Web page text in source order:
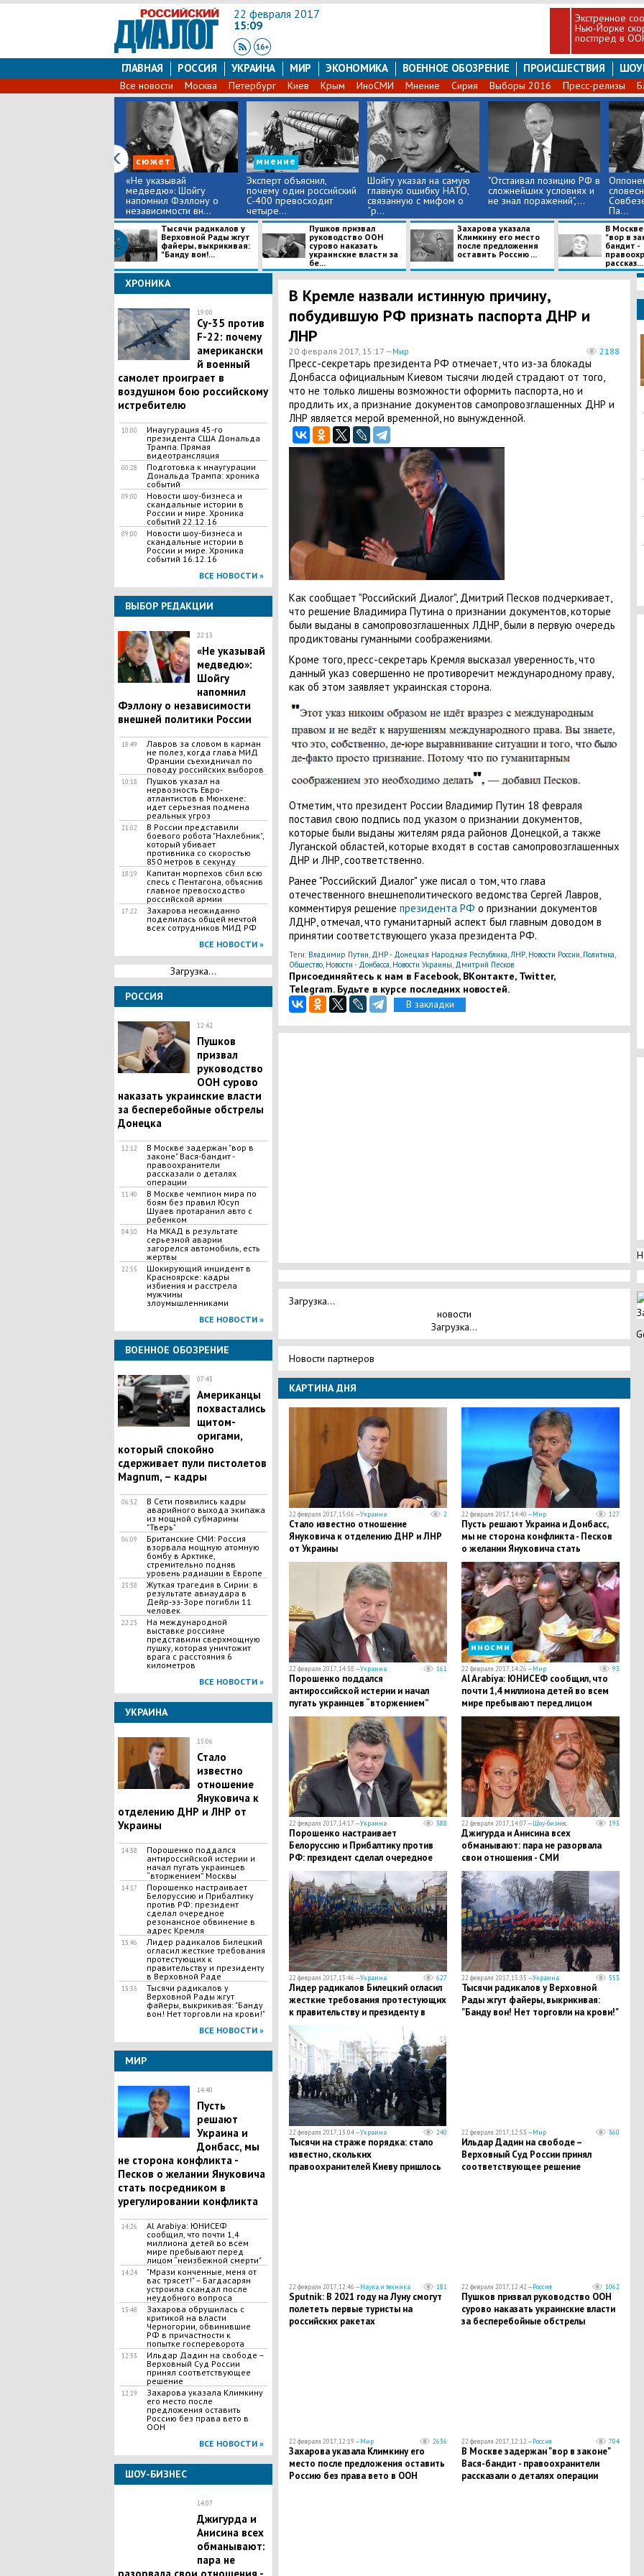
22 февраля 2017
15:09
Экстренное
Нью-Йорке
постпред в
ГЛАВНАЯ РОССИЯ УКРАИНА МИР ЭКОНОМИКА ВОЕННОЕ ОБОЗРЕНИЕ ПРОИСШЕСТВИЯ
Все новости Москва Петербург Киев Крым ИноСМИ Мнение Сирия Выборы 2016 Пресс-релизы
сюжет
​«Не указывай
медведю»: Шойгу
напомнил Фэллону о
независимости вн...
мнение
Эксперт объяснил,
почему один российский
C-400 превосходит
четыре...
Шойгу указал на самую
главную ошибку НАТО,
связанную с мифом о
“р...
"Отстаивал позицию РФ в
сложнейших условиях и
не знал поражений",...
Па...
Тысячи радикалов у
Верховной Рады жгут
файеры, выкрикивая:
"Банду вон!...
Пушков призвал
руководство ООН
сурово наказать
украинские власти за
бе...
Захарова указала
Климкину его место
после предложения
оставить Россию ...
В
"вор в
бандит -
рассказ...
ХРОНИКА
19:00
Су-35 против
F-22: почему
американски
й военный
самолет проиграет в
воздушном бою российскому
истребителю
10:00
Инаугурация 45-го
президента США Дональда
Трампа. Прямая
видеотрансляция
00:28
Подготовка к инаугурации
Дональда Трампа: хроника
событий
09:00
Новости шоу-бизнеса и
скандальные истории в
России и мире. Хроника
событий 22.12.16
09:00
Новости шоу-бизнеса и
скандальные истории в
России и мире. Хроника
событий 16.12.16
ВСЕ НОВОСТИ »
ВЫБОР РЕДАКЦИИ
22:13
​«Не указывай
медведю»:
Шойгу
напомнил
Фэллону о независимости
внешней политики России
18:49
Лавров за словом в карман
не полез, когда глава МИД
Франции съехидничал по
поводу российских выборов
10:18
Пушков указал на
нервозность Евро-
атлантистов в Мюнхене:
идет серьезная подмена
реальных угроз
21:02
В России представили
боевого робота "Нахлебник",
который убивает
противника со скоростью
850 метров в секунду
18:19
Капитан морпехов сбил всю
спесь с Пентагона, объяснив
главное превосходство
российской армии
17:22
Захарова неожиданно
поделилась общей мечтой
всех сотрудников МИД РФ
ВСЕ НОВОСТИ »
Загрузка...
РОССИЯ
12:42
Пушков
призвал
руководство
ООН сурово
наказать украинские власти
за бесперебойные обстрелы
Донецка
12:12
В Москве задержан "вор в
законе" Вася-бандит -
правоохранители
рассказали о деталях
операции
11:40
В Москве чемпион мира по
боям без правил Юсуп
Шуаев протаранил авто с
ребенком
04:10
На МКАД в результате
серьезной аварии
загорелся автомобиль, есть
жертвы
22:55
​Шокирующий инцидент в
Красноярске: кадры
избиения и расстрела
мужчины
злоумышленниками
ВСЕ НОВОСТИ »
ВОЕННОЕ ОБОЗРЕНИЕ
07:43
Американцы
похвастались
щитом-
оригами,
который спокойно
сдерживает пули пистолетов
Magnum, – кадры
06:52
В Сети появились кадры
аварийного выхода экипажа
из мощной субмарины
"Тверь"
06:09
Британские СМИ: Россия
взорвала мощную атомную
бомбу в Арктике,
стремительно подняв
уровень радиации в Европе
23:58
​Жуткая трагедия в Сирии: в
результате авиаудара в
Дейр-эз-Зоре погибли 11
человек
22:23
На международной
выставке россияне
представили сверхмощную
пушку, которая уничтожит
врага с расстояния 6
километров
ВСЕ НОВОСТИ »
УКРАИНА
15:06
Стало
известно
отношение
Януковича к
отделению ДНР и ЛНР от
Украины
14:38
Порошенко поддался
антироссийской истерии и
начал пугать украинцев
“вторжением” Москвы
14:17
Порошенко настраивает
Белоруссию и Прибалтику
против РФ: президент
сделал очередное
резонансное обвинение в
адрес Кремля
13:46
Лидер радикалов Билецкий
огласил жесткие требования
протестующих к
правительству и президенту
в Верховной Раде
13:35
Тысячи радикалов у
Верховной Рады жгут
файеры, выкрикивая: "Банду
вон! Нет торговли на крови!"
ВСЕ НОВОСТИ »
МИР
14:40
Пусть
решают
Украина и
Донбасс, мы
не сторона конфликта -
Песков о желании Януковича
стать посредником в
урегулировании конфликта
14:26
Al Arabiya: ЮНИСЕФ
сообщил, что почти 1,4
миллиона детей во всем
мире пребывают перед
лицом “неизбежной смерти"
14:24
"Мрази конченные, меня от
вас трясет!" – Багдасарян
устроила скандал после
неудобного вопроса
13:48
Захарова обрушилась с
критикой на власти
Черногории, обвинившие
РФ в причастности к
попытке госпереворота
12:53
Ильдар Дадин на свободе –
Верховный Суд России
принял соответствующее
решение
12:19
Захарова указала Климкину
его место после
предложения оставить
Россию без права вето в
ООН
ВСЕ НОВОСТИ »
ШОУ-БИЗНЕС
14:07
Джигурда и
Анисина всех
обманывают:
пара не
В Кремле назвали истинную причину,
побудившую РФ признать паспорта ДНР и
ЛНР
20 февраля 2017, 15:17 —Мир 2188
Пресс-секретарь президента РФ отмечает, что из-за блокады
Донбасса официальным Киевом тысячи людей страдают от того,
что не только лишены возможности оформить паспорта, но и
продлить их, а признание документов самопровозглашенных ДНР и
ЛНР является мерой временной, но вынужденной.
Как сообщает "Российский Диалог", Дмитрий Песков подчеркивает,
что решение Владимира Путина о признании документов, которые
были выданы в самопровозглашенных ЛДНР, были в первую очередь
продиктованы гуманными соображениями.
Кроме того, пресс-секретарь Кремля высказал уверенность, что
данный указ совершенно не противоречит международному праву,
как об этом заявляет украинская сторона.
Отметим, что президент России Владимир Путин 18 февраля
поставил свою подпись под указом о признании документов,
которые были выданы жителям ряда районов Донецкой, а также
Луганской областей, которые входят в состав самопровозглашенных
ДНР и ЛНР, соответственно.
Ранее "Российский Диалог" уже писал о том, что глава
отечественного внешнеполитического ведомства Сергей Лавров,
комментируя решение президента РФ о признании документов
ЛДНР, отмечал, что гуманитарный аспект был главным доводом в
принятии соответствующего указа президента РФ.
Теги: Владимир Путин, ДНР - Донецкая Народная Республика,ЛНР, Новости России, Политика,
Общество, Новости - Донбасса, Новости Украины, Дмитрий Песков
Присоединяйтесь к нам в Facebook, ВКонтакте, Twitter,
Telegram. Будьте в курсе последних новостей.
В закладки
Загрузка...
новости
Загрузка...
Новости партнеров
КАРТИНА ДНЯ
22 февраля 2017, 15:06 —Украина 2
Стало известно отношение
Януковича к отделению ДНР и ЛНР
от Украины
22 февраля 2017, 14:40 —Мир 127
Пусть решают Украина и Донбасс,
мы не сторона конфликта - Песков
о желании Януковича стать
посредником в урегулировании
конфликта
22 февраля 2017, 14:38 —Украина 161
Порошенко поддался
антироссийской истерии и начал
пугать украинцев “вторжением”
Москвы
иносми
22 февраля 2017, 14:26 —Мир 93
Al Arabiya: ЮНИСЕФ сообщил, что
почти 1,4 миллиона детей во всем
мире пребывают перед лицом
“неизбежной смерти"
22 февраля 2017, 14:17 —Украина 388
Порошенко настраивает
Белоруссию и Прибалтику против
РФ: президент сделал очередное
резонансное обвинение в адрес
Кремля
22 февраля 2017, 14:07 —Шоу-бизнес 193
Джигурда и Анисина всех
обманывают: пара не разорвала
свои отношения - СМИ
22 февраля 2017, 13:46 —Украина 627
Лидер радикалов Билецкий огласил
жесткие требования протестующих
к правительству и президенту в
Верховной Раде
22 февраля 2017, 13:35 —Украина 553
Тысячи радикалов у Верховной
Рады жгут файеры, выкрикивая:
"Банду вон! Нет торговли на крови!"
22 февраля 2017, 13:04 —Украина 240
Тысячи на страже порядка: стало
известно, скольких
правоохранителей Киеву пришлось
22 февраля 2017, 12:53 —Мир 360
Ильдар Дадин на свободе –
Верховный Суд России принял
соответствующее решение
22 февраля 2017, 12:46 —Наука и техника 181
Sputnik: В 2021 году на Луну смогут
полететь первые туристы на
российских ракетах
22 февраля 2017, 12:42 —Россия 1062
Пушков призвал руководство ООН
сурово наказать украинские власти
за бесперебойные обстрелы
22 февраля 2017, 12:19 —Мир 2636
Захарова указала Климкину его
место после предложения оставить
Россию без права вето в ООН
22 февраля 2017, 12:12 —Россия 704
В Москве задержан "вор в законе"
Вася-бандит - правоохранители
рассказали о деталях операции